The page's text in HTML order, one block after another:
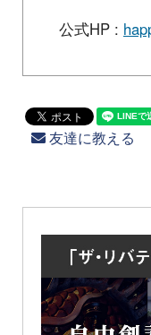
公式HP :
友達に教える